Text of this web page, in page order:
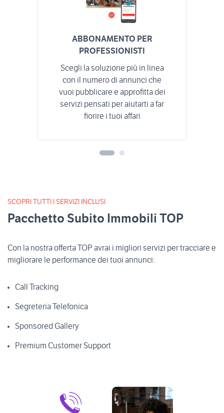
ABBONAMENTO PER
PROFESSIONISTI
Scegli la soluzione più in linea
con il numero di annunci che
vuoi pubblicare e approfitta dei
servizi pensati per aiutarti a far
fiorire i tuoi affari
SCOPRI TUTTI I SERVIZI INCLUSI
Pacchetto Subito Immobili TOP
Con la nostra offerta TOP avrai i migliori servizi per tracciare e
migliorare le performance dei tuoi annunci:
Call Tracking
Segreteria Telefonica
Sponsored Gallery
Premium Customer Support